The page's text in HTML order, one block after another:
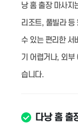
낭 홈 출장 마사지
리조트, 풀빌라 등
수 있는 편리한 서
기 어렵거나, 외부
습니다.
다낭 홈 출